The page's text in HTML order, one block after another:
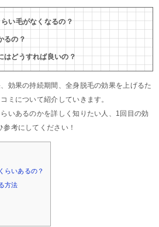
い毛がなくなるの？
るの？
はどうすれば良いの？
効果の持続期間、全身脱毛の効果を上げるた
ミについて紹介していきます。
いあるのかを詳しく知りたい人、1回目の効
考にしてください！
らいあるの？
方法